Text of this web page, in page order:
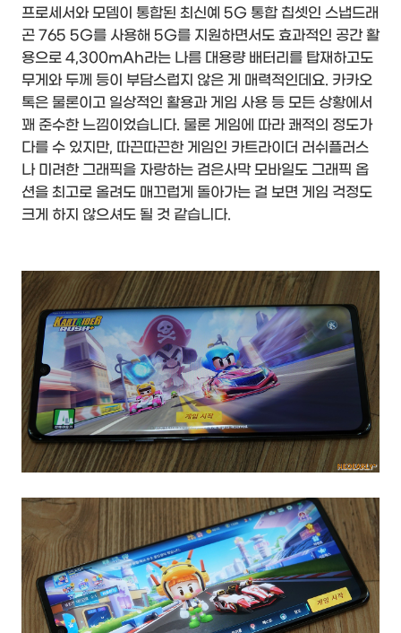
프로세서와 모뎀이 통합된 최신예 5G 통합 칩셋인 스냅드래
곤 765 5G를 사용해 5G를 지원하면서도 효과적인 공간 활
용으로 4,300mAh라는 나름 대용량 배터리를 탑재하고도
무게와 두께 등이 부담스럽지 않은 게 매력적인데요. 카카오
톡은 물론이고 일상적인 활용과 게임 사용 등 모든 상황에서
꽤 준수한 느낌이었습니다. 물론 게임에 따라 쾌적의 정도가
다를 수 있지만, 따끈따끈한 게임인 카트라이더 러쉬플러스
나 미려한 그래픽을 자랑하는 검은사막 모바일도 그래픽 옵
션을 최고로 올려도 매끄럽게 돌아가는 걸 보면 게임 걱정도
크게 하지 않으셔도 될 것 같습니다.